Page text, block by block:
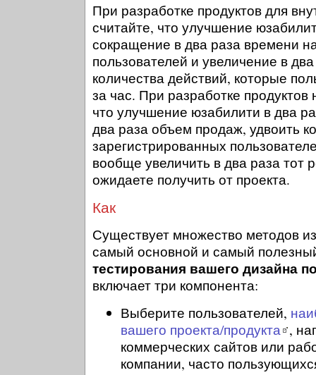
При разработке продуктов для
считайте, что улучшение
сокращение в два раза времени
пользователей и увеличение в
количества действий, которые
за час. При разработке
что улучшение юзабилити в два
два раза объем продаж, удвоить
зарегистрированных
вообще увеличить в два раза тот
ожидаете получить от проекта.
Как
Существует множество методов
самый основной и самый
тестирования вашего дизайна
включает три компонента:
Выберите пользователей,
вашего проекта/продукта ,
коммерческих сайтов или
компании, часто